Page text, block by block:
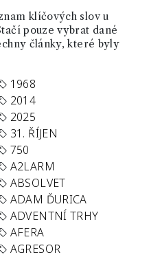
klíčových slov u
pouze vybrat dané
články, které byly
1968
2014
2025
31. ŘÍJEN
750
A2LARM
ABSOLVET
ADAM ĎURICA
ADVENTNÍ TRHY
AFERA
AGRESOR